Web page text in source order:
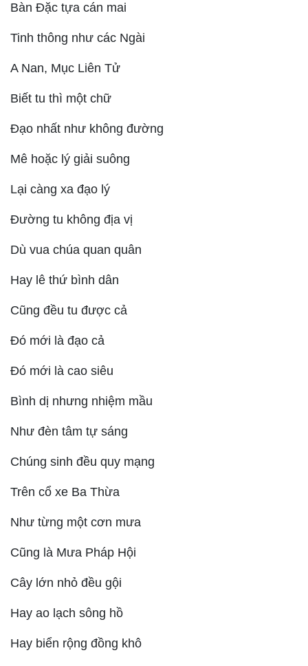
Bàn Đặc tựa cán mai
Tinh thông như các Ngài
A Nan, Mục Liên Tử
Biết tu thì một chữ
Đạo nhất như không đường
Mê hoặc lý giải suông
Lại càng xa đạo lý
Đường tu không địa vị
Dù vua chúa quan quân
Hay lê thứ bình dân
Cũng đều tu được cả
Đó mới là đạo cả
Đó mới là cao siêu
Bình dị nhưng nhiệm mầu
Như đèn tâm tự sáng
Chúng sinh đều quy mạng
Trên cổ xe Ba Thừa
Như từng một cơn mưa
Cũng là Mưa Pháp Hội
Cây lớn nhỏ đều gội
Hay ao lạch sông hồ
Hay biển rộng đồng khô